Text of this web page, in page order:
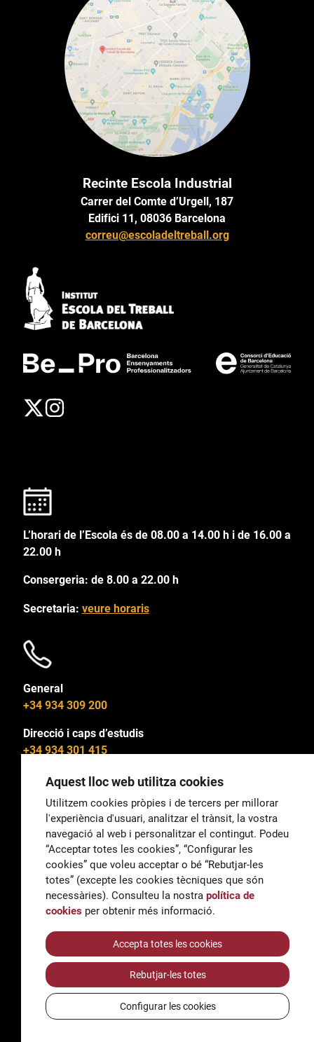
Recinte Escola Industrial
Carrer del Comte d’Urgell, 187
Edifici 11, 08036 Barcelona
correu@escoladeltreball.org
L’horari de l’Escola és de 08.00 a 14.00 h i de 16.00 a
22.00 h
Consergeria: de 8.00 a 22.00 h
Secretaria: veure horaris
General
+34 934 309 200
Direcció i caps d’estudis
+34 934 301 415
General
correu@escoladeltreball.org
Informació
informacio@escoladeltreball.org
Tràmits de secretaria
AccessibilitatAvís legal i Política de Privacitat
Política de cookies
Crèdits
Aquest lloc web utilitza cookies
Utilitzem cookies pròpies i de tercers per millorar
l'experiència d'usuari, analitzar el trànsit, la vostra
navegació al web i personalitzar el contingut. Podeu
“Acceptar totes les cookies”, “Configurar les
cookies” que voleu acceptar o bé “Rebutjar-les
totes” (excepte les cookies tècniques que són
necessàries). Consulteu la nostra política de
cookies per obtenir més informació.
Accepta totes les cookies
Rebutjar-les totes
Configurar les cookies